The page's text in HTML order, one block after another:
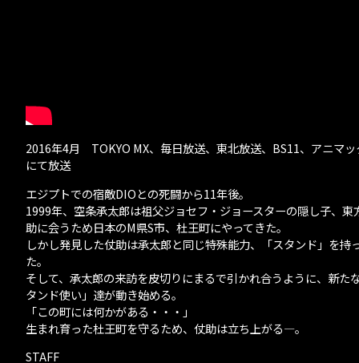
2016年4月 TOKYO MX、毎日放送、東北放送、BS11、アニマッ
にて放送
エジプトでの宿敵DIOとの死闘から11年後。
1999年、空条承太郎は祖父ジョセフ・ジョースターの隠し子、東
助に会うため日本のM県S市、杜王町にやってきた。
しかし発見した仗助は承太郎と同じ特殊能力、「スタンド」を持
た。
そして、承太郎の来訪を皮切りにまるで引かれ合うように、新た
タンド使い」達が動き始める。
「この町には何かがある・・・」
生まれ育った杜王町を守るため、仗助は立ち上がる―。
STAFF